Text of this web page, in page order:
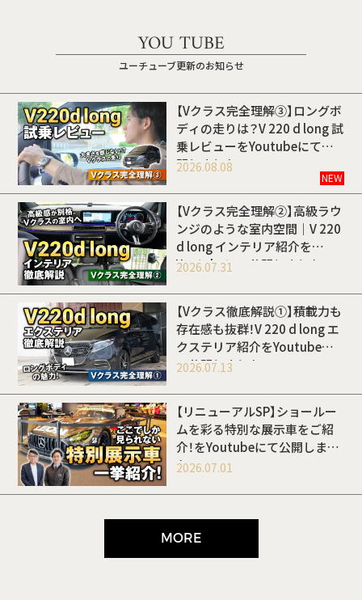
YOU TUBE
ユーチューブ更新のお知らせ
【Vクラス完全理解③】ロングボ
ディの走りは？V 220 d long 試
乗レビューをYoutubeにて公
開しました
2026.08.08
NEW
【Vクラス完全理解②】高級ラウ
ンジのような室内空間｜V 220
d long インテリア紹介を
Youtubeにて公開しました
2026.07.31
【Vクラス徹底解説①】積載力も
存在感も抜群！V 220 d long エ
クステリア紹介をYoutubeに
て公開しました
2026.07.13
【リニューアルSP】ショールー
ムを彩る特別な展示車をご紹
介！をYoutubeにて公開しまし
た
2026.07.01
MORE